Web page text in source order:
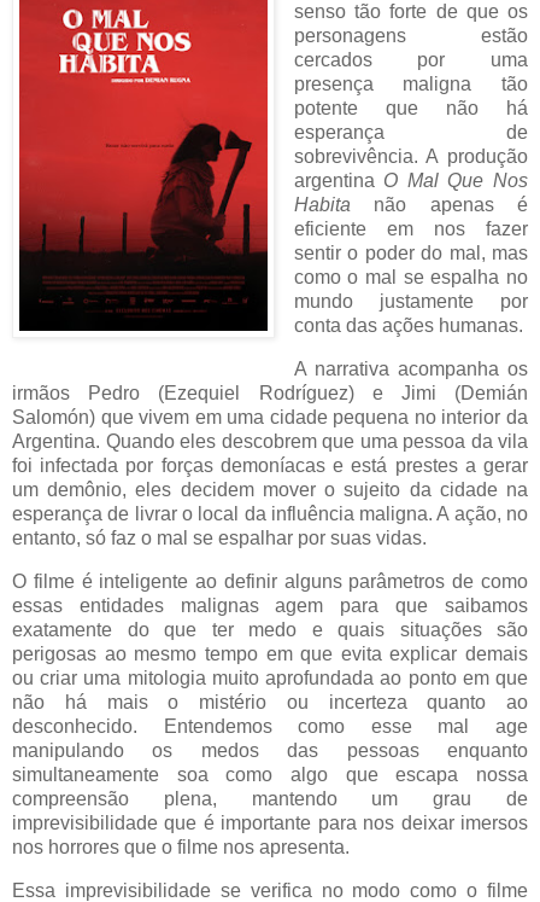
senso tão forte de que os
personagens estão
cercados por uma
presença maligna tão
potente que não há
esperança de
sobrevivência. A produção
argentina O Mal Que Nos
Habita não apenas é
eficiente em nos fazer
sentir o poder do mal, mas
como o mal se espalha no
mundo justamente por
conta das ações humanas.
A narrativa acompanha os
irmãos Pedro (Ezequiel Rodríguez) e Jimi (Demián
Salomón) que vivem em uma cidade pequena no interior da
Argentina. Quando eles descobrem que uma pessoa da vila
foi infectada por forças demoníacas e está prestes a gerar
um demônio, eles decidem mover o sujeito da cidade na
esperança de livrar o local da influência maligna. A ação, no
entanto, só faz o mal se espalhar por suas vidas.
O filme é inteligente ao definir alguns parâmetros de como
essas entidades malignas agem para que saibamos
exatamente do que ter medo e quais situações são
perigosas ao mesmo tempo em que evita explicar demais
ou criar uma mitologia muito aprofundada ao ponto em que
não há mais o mistério ou incerteza quanto ao
desconhecido. Entendemos como esse mal age
manipulando os medos das pessoas enquanto
simultaneamente soa como algo que escapa nossa
compreensão plena, mantendo um grau de
imprevisibilidade que é importante para nos deixar imersos
nos horrores que o filme nos apresenta.
Essa imprevisibilidade se verifica no modo como o filme